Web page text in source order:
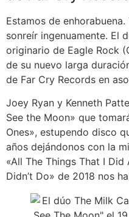
Estamos de
sonreír ingenuamente. El
originario de Eagle Rock
de su nuevo larga
de Far Cry Records en
Joey Ryan y Kenneth
See the Moon» que
Ones», estupendo disco
años dejándonos con la
«All The Things That I
Didn’t Do» de 2018 nos